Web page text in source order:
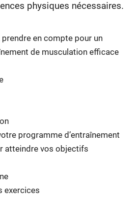
physiques nécessaires.
prendre en compte pour un
de musculation efficace
programme d’entraînement
atteindre vos objectifs
exercices